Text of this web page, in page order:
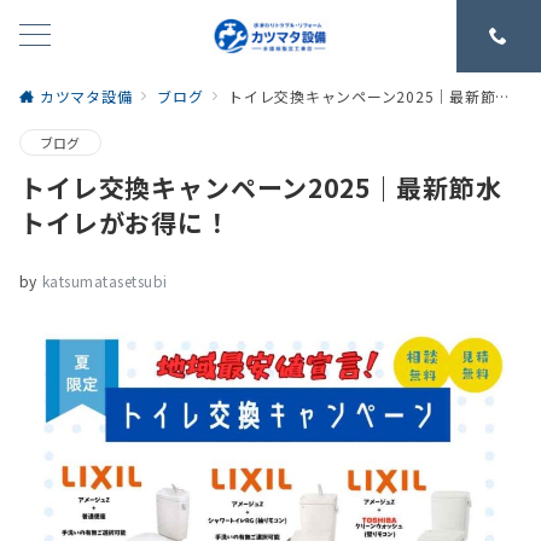
カツマタ設備 ブログ トイレ交換キャンペーン2025｜最新節水トイレがお得に！
ブログ
トイレ交換キャンペーン2025｜最新節水
トイレがお得に！
by katsumatasetsubi